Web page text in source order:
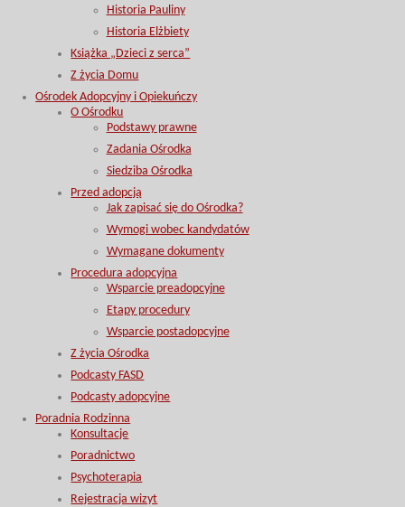
Historia Pauliny
Historia Elżbiety
Książka „Dzieci z serca”
Z życia Domu
Ośrodek Adopcyjny i Opiekuńczy
O Ośrodku
Podstawy prawne
Zadania Ośrodka
Siedziba Ośrodka
Przed adopcją
Jak zapisać się do Ośrodka?
Wymogi wobec kandydatów
Wymagane dokumenty
Procedura adopcyjna
Wsparcie preadopcyjne
Etapy procedury
Wsparcie postadopcyjne
Z życia Ośrodka
Podcasty FASD
Podcasty adopcyjne
Poradnia Rodzinna
Konsultacje
Poradnictwo
Psychoterapia
Rejestracja wizyt